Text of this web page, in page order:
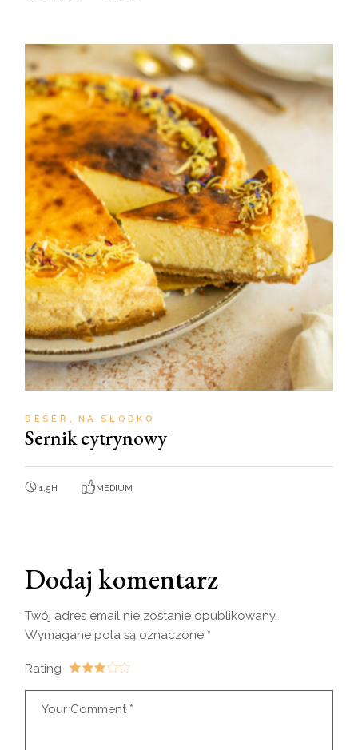
DESER NA SŁODKO
Sernik cytrynowy
1,5H MEDIUM
Dodaj komentarz
Twój adres email nie zostanie opublikowany.
Wymagane pola są oznaczone *
Rating